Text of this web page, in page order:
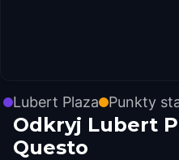
Lubert Plaza Punkty
Odkryj Lubert
Questo